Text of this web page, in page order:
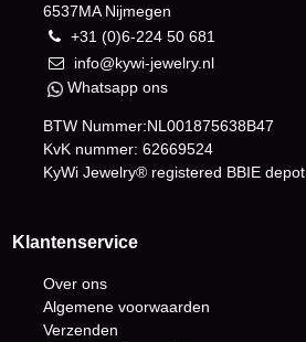
6537MA Nijmegen
+31 (0)6-224 50 681
info@kywi-jewelry.nl
Whatsapp ons
BTW Nummer:NL001875638B47
KvK nummer: 62669524
KyWi Jewelry® registered BBIE depot
Klantenservice
Over ons
Algemene voorwaarden
Verzenden